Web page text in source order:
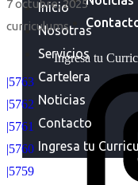
Ingresa tu
Inicio
Nosotras
Servicios
Cartelera
Noticias
Contacto
Ingresa tu
7 octubre, 2025
curriculums
|5763
|5762
|5761
|5760
|5759